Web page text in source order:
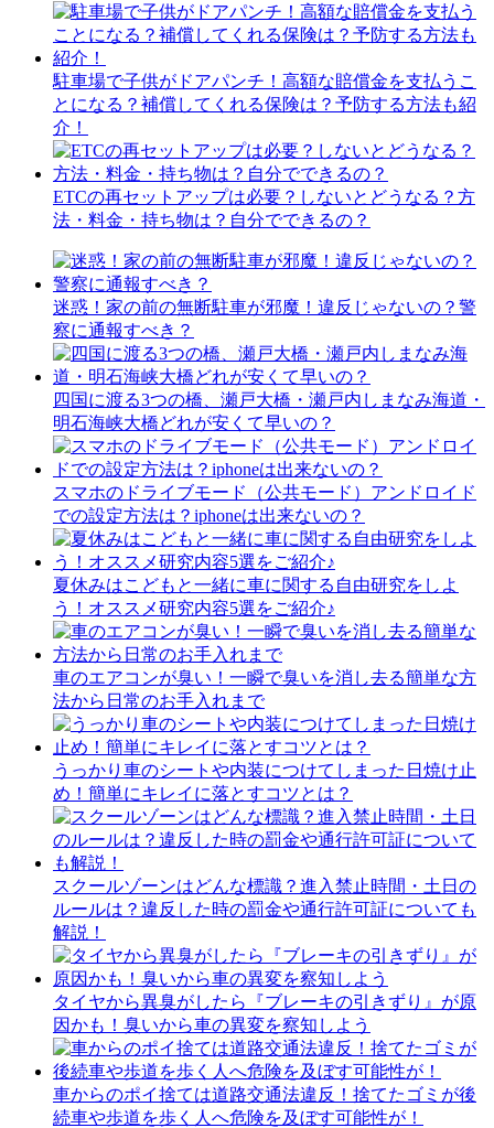
駐車場で子供がドアパンチ！高額な賠償金を支払うこ
とになる？補償してくれる保険は？予防する方法も紹
介！
ETCの再セットアップは必要？しないとどうなる？方
法・料金・持ち物は？自分でできるの？
迷惑！家の前の無断駐車が邪魔！違反じゃないの？警
察に通報すべき？
四国に渡る3つの橋、瀬戸大橋・瀬戸内しまなみ海道・
明石海峡大橋どれが安くて早いの？
スマホのドライブモード（公共モード）アンドロイド
での設定方法は？iphoneは出来ないの？
夏休みはこどもと一緒に車に関する自由研究をしよ
う！オススメ研究内容5選をご紹介♪
車のエアコンが臭い！一瞬で臭いを消し去る簡単な方
法から日常のお手入れまで
うっかり車のシートや内装につけてしまった日焼け止
め！簡単にキレイに落とすコツとは？
スクールゾーンはどんな標識？進入禁止時間・土日の
ルールは？違反した時の罰金や通行許可証についても
解説！
タイヤから異臭がしたら『ブレーキの引きずり』が原
因かも！臭いから車の異変を察知しよう
車からのポイ捨ては道路交通法違反！捨てたゴミが後
続車や歩道を歩く人へ危険を及ぼす可能性が！